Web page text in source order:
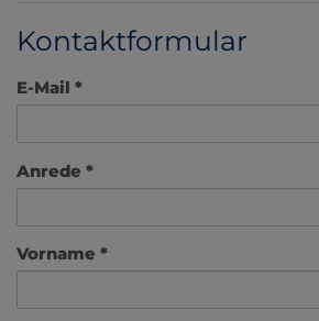
Kontaktformular
E-Mail
Anrede
Vorname